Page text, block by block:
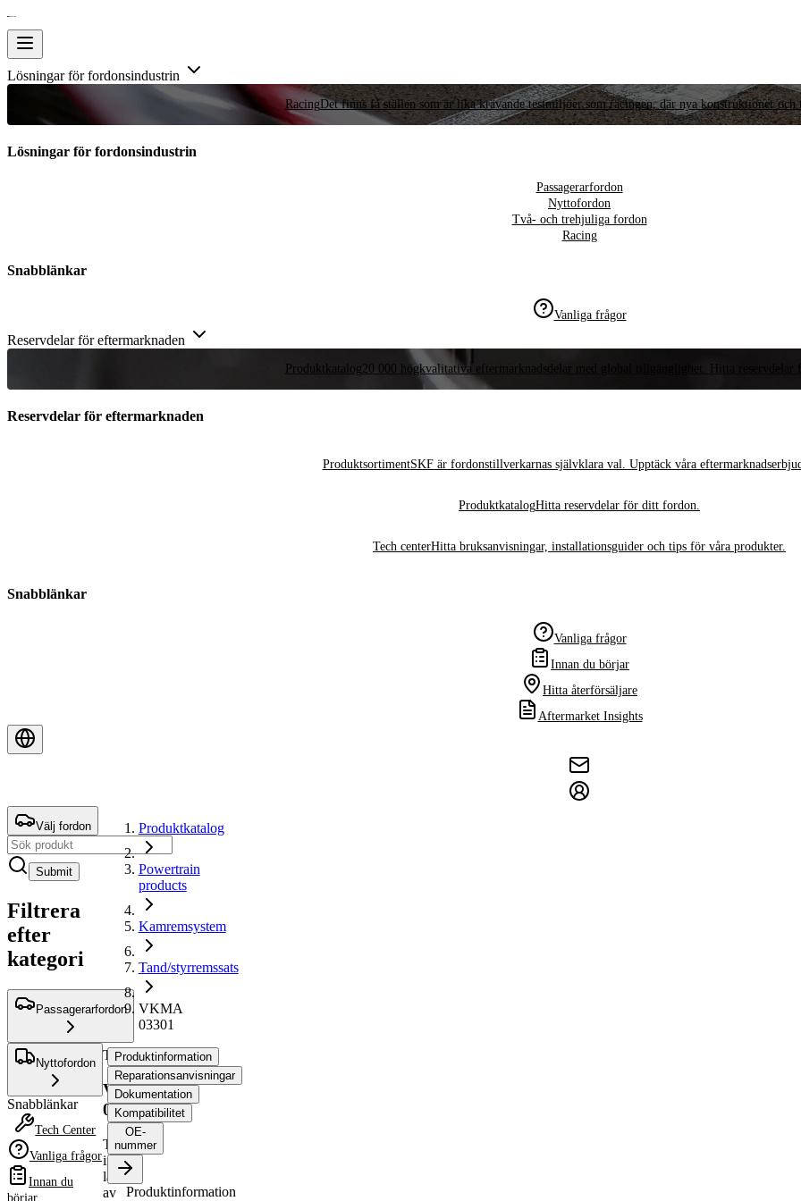
Lösningar för fordonsindustrin
RacingDet finns få ställen som är lika krävande testmiljöer som racingen, där nya konstruktioner och
Lösningar för fordonsindustrin
Passagerarfordon
Nyttofordon
Två- och trehjuliga fordon
Racing
Snabblänkar
Vanliga frågor
Reservdelar för eftermarknaden
Produktkatalog20 000 högkvalitativa eftermarknadsdelar med global tillgänglighet. Hitta reservdelar
Reservdelar för eftermarknaden
ProduktsortimentSKF är fordonstillverkarnas självklara val. Upptäck våra
ProduktkatalogHitta reservdelar för ditt fordon.
Tech centerHitta bruksanvisningar, installationsguider och tips för våra produkter.
Snabblänkar
Vanliga frågor
Innan du börjar
Hitta återförsäljare
Aftermarket Insights
Välj fordon
Submit
Filtrera
efter
kategori
Passagerarfordon
Nyttofordon
Snabblänkar
Tech Center
Vanliga frågor
Innan du
börjar
Produktkatalog
Powertrain
products
Kamremsystem
Tand/styrremssats
VKMA
03301
Tand/styrremssats
VKMA
03301
Tillverkas
inte
längre
av
Produktinformation
Reparationsanvisningar
Dokumentation
Kompatibilitet
OE-
nummer
Produktinformation